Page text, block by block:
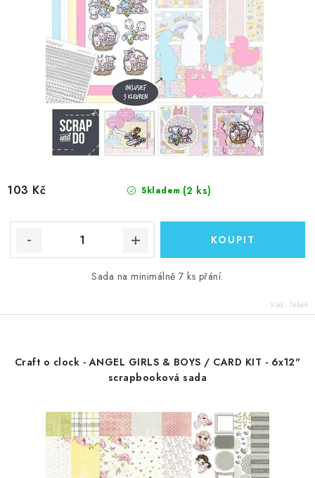
Skladem (2 ks)
103 Kč
Sada na minimálně 7 ks přání.
Kód: 74646
Craft o clock - ANGEL GIRLS & BOYS / CARD KIT - 6x12"
scrapbooková sada